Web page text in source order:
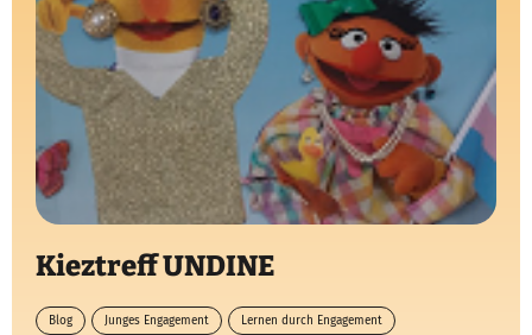
Kieztreff UNDINE
Blog Junges Engagement Lernen durch Engagement